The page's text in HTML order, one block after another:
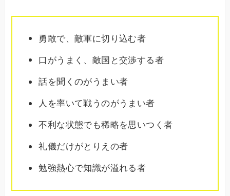
勇敢で、敵軍に切り込む者
口がうまく、敵国と交渉する者
話を聞くのがうまい者
人を率いて戦うのがうまい者
不利な状態でも稀略を思いつく者
礼儀だけがとりえの者
勉強熱心で知識が溢れる者